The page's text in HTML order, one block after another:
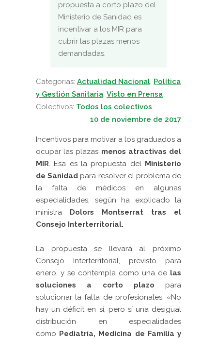
propuesta a corto plazo del
Ministerio de Sanidad es
incentivar a los MIR para
cubrir las plazas menos
demandadas.
Categorias: Actualidad Nacional, Política
y Gestión Sanitaria, Visto en Prensa
Colectivos: Todos los colectivos
10 de noviembre de 2017
Incentivos para motivar a los graduados a
ocupar las plazas menos atractivas del
MIR. Esa es la propuesta del Ministerio
de Sanidad para resolver el problema de
la falta de médicos en algunas
especialidades, según ha explicado la
ministra Dolors Montserrat tras el
Consejo Interterritorial.
La propuesta se llevará al próximo
Consejo Interterritorial, previsto para
enero, y se contempla como una de las
soluciones a corto plazo para
solucionar la falta de profesionales. «No
hay un déficit en sí, pero sí una desigual
distribución en especialidades
como Pediatría, Medicina de Familia y